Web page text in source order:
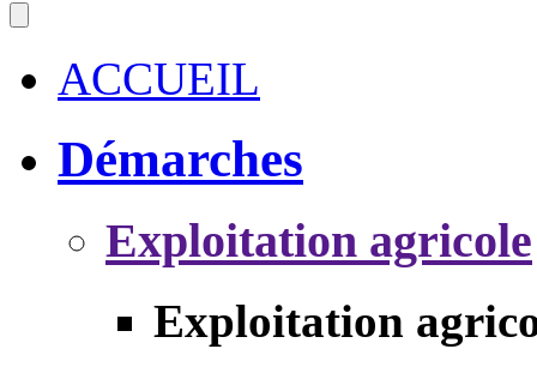
ACCUEIL
Démarches
Exploitation agricole
Exploitation